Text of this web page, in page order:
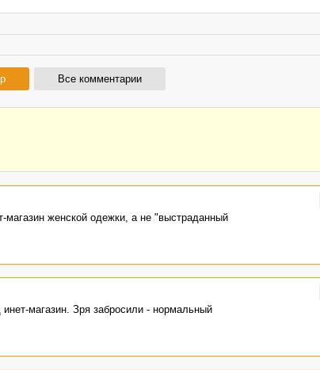
Все комментарии
магазин женской одежки, а не "выстраданный
магазин. Зря забросили - нормальный